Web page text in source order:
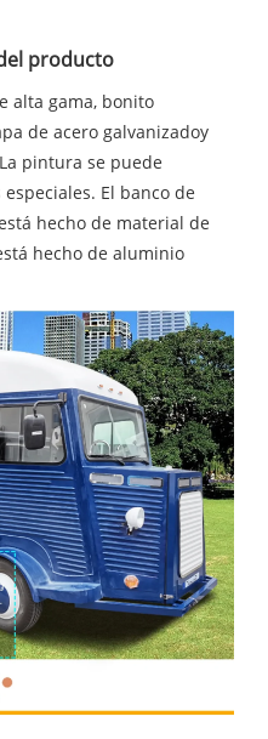
producto
alta gama, bonito
de acero galvanizadoy
pintura se puede
El banco de
hecho de material de
hecho de aluminio